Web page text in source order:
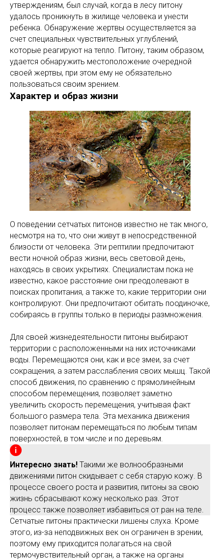
утверждениям, был случай, когда в лесу питону
удалось проникнуть в жилище человека и унести
ребенка. Обнаружение жертвы осуществляется за
счет специальных чувствительных углублений,
которые реагируют на тепло. Питону, таким образом,
удается обнаружить местоположение очередной
своей жертвы, при этом ему не обязательно
пользоваться своим зрением.
Характер и образ жизни
О поведении сетчатых питонов известно не так много,
несмотря на то, что они живут в непосредственной
близости от человека. Эти рептилии предпочитают
вести ночной образ жизни, весь световой день,
находясь в своих укрытиях. Специалистам пока не
известно, какое расстояние они преодолевают в
поисках пропитания, а также то, какие территории они
контролируют. Они предпочитают обитать поодиночке,
собираясь в группы только в периоды размножения.
Для своей жизнедеятельности питоны выбирают
территории с расположенными на них источниками
воды. Перемещаются они, как и все змеи, за счет
сокращения, а затем расслабления своих мышц. Такой
способ движения, по сравнению с прямолинейным
способом перемещения, позволяет заметно
увеличить скорость перемещения, учитывая факт
большого размера тела. Эта механика движения
позволяет питонам перемещаться по любым типам
поверхностей, в том числе и по деревьям.
Интересно знать! Такими же волнообразными
движениями питон скидывает с себя старую кожу. В
процессе своего роста и развития, питоны за свою
жизнь сбрасывают кожу несколько раз. Этот
процесс также позволяет избавиться от ран на теле.
Сетчатые питоны практически лишены слуха. Кроме
этого, из-за неподвижных век он ограничен в зрении,
поэтому ему приходится полагаться на свой
термочувствительный орган, а также на органы